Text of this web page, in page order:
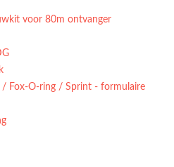
voor 80m ontvanger
Fox-O-ring / Sprint - formulaire